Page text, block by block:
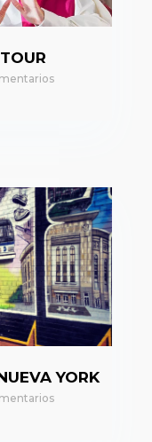
YORK